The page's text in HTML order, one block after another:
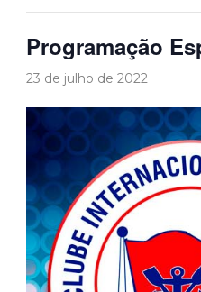
Programação
23 de julho de 2022